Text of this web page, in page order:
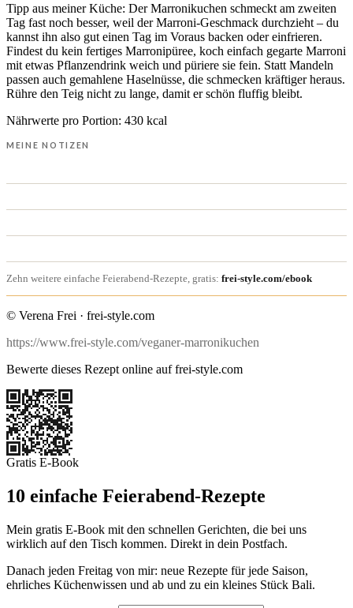
Tipp aus meiner Küche: Der Marronikuchen schmeckt am zweiten
Tag fast noch besser, weil der Marroni-Geschmack durchzieht – du
kannst ihn also gut einen Tag im Voraus backen oder einfrieren.
Findest du kein fertiges Marronipüree, koch einfach gegarte Marroni
mit etwas Pflanzendrink weich und püriere sie fein. Statt Mandeln
passen auch gemahlene Haselnüsse, die schmecken kräftiger heraus.
Rühre den Teig nicht zu lange, damit er schön fluffig bleibt.
Nährwerte pro Portion: 430 kcal
MEINE NOTIZEN
Zehn weitere einfache Feierabend-Rezepte, gratis: frei-style.com/ebook
© Verena Frei · frei-style.com
https://www.frei-style.com/veganer-marronikuchen
Bewerte dieses Rezept online auf frei-style.com
Gratis E-Book
10 einfache Feierabend-Rezepte
Mein gratis E-Book mit den schnellen Gerichten, die bei uns
wirklich auf den Tisch kommen. Direkt in dein Postfach.
Danach jeden Freitag von mir: neue Rezepte für jede Saison,
ehrliches Küchenwissen und ab und zu ein kleines Stück Bali.